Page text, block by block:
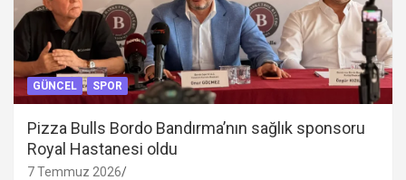
GÜNCEL SPOR
Pizza Bulls Bordo Bandırma’nın sağlık sponsoru
Royal Hastanesi oldu
7 Temmuz 2026